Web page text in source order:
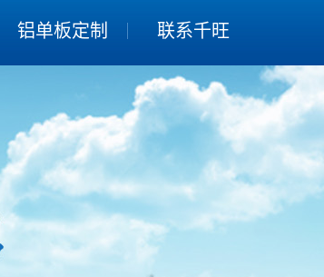
铝单板定制 联系千旺